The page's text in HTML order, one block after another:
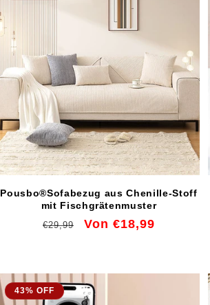
Pousbo®Sofabezug aus Chenille-Stoff
mit Fischgrätenmuster
Normaler
€29,99 Verkaufspreis
Von €18,99
43% OFF